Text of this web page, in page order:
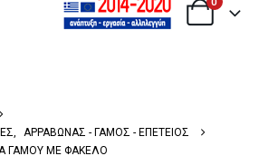
ΑΡΡΑΒΩΝΑΣ - ΓΑΜΟΣ - ΕΠΕΤΕΙΟΣ
ΓΑΜΟΥ ΜΕ ΦΑΚΕΛΟ